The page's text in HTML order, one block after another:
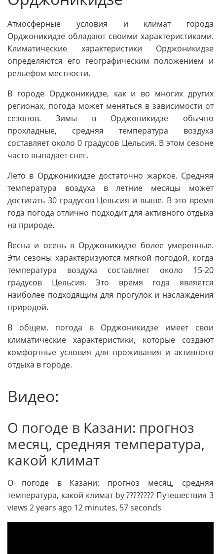
Атмосферные условия и климат города
Орджоникидзе обладают своими характеристиками.
Климатические характеристики Орджоникидзе
определяются его географическим положением и
рельефом местности.
В городе Орджоникидзе, как и во многих других
регионах, погода может меняться в зависимости от
сезонов. Зимы в Орджоникидзе обычно
прохладные, средняя температура воздуха
составляет около 0 градусов Цельсия. В этом сезоне
часто выпадает снег.
Лето в Орджоникидзе достаточно жаркое. Средняя
температура воздуха в летние месяцы может
достигать 30 градусов Цельсия и выше. В это время
года погода отлично подходит для активного отдыха
на природе.
Весна и осень в Орджоникидзе более умеренные.
Эти сезоны характеризуются мягкой погодой, когда
температура воздуха составляет около 15-20
градусов Цельсия. Это время года является
наиболее подходящим для прогулок и наслаждения
природой.
В общем, погода в Орджоникидзе имеет свои
климатические характеристики, которые создают
комфортные условия для проживания и активного
отдыха в городе.
Видео:
О погоде в Казани: прогноз
месяц, средняя температура,
какой климат
О погоде в Казани: прогноз месяц, средняя
температура, какой климат by ???????? Путешествия 3
views 2 years ago 12 minutes, 57 seconds